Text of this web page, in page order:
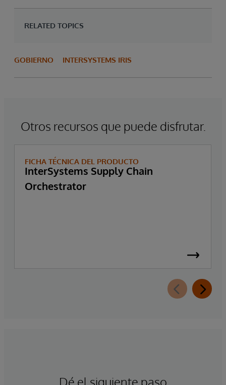
RELATED TOPICS
GOBIERNO INTERSYSTEMS IRIS
Otros recursos que puede disfrutar.
FICHA TÉCNICA DEL PRODUCTO
InterSystems Supply Chain
Orchestrator
Dé el siguiente paso